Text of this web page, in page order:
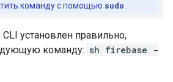
команду с помощью sudo
CLI установлен правильно,
команду: sh firebase -